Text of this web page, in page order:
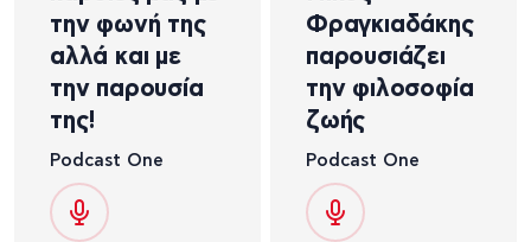
την φωνή της
αλλά και με
την παρουσία
της!
Podcast One
Φραγκιαδάκης
παρουσιάζει
την φιλοσοφία
ζωής
Podcast One